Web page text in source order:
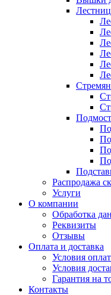
Распродажа
Услуги
О компании
Обработка
Реквизиты
Отзывы
Оплата и доставка
Условия
Условия
Гарантия на
Контакты